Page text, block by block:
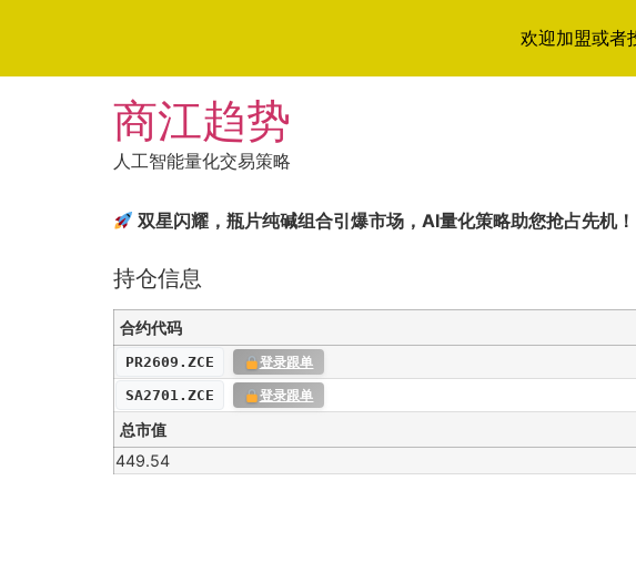
商江趋势
人工智能量化交易策略
双星闪耀，瓶片纯碱组合引爆市场，AI量化策略助您抢占先机！
持仓信息
合约代码
PR2609.ZCE 登录跟单
SA2701.ZCE 登录跟单
总市值
449.54
欢迎加盟或者